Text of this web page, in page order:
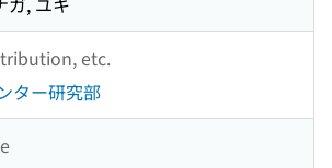
etc.
ター研究部